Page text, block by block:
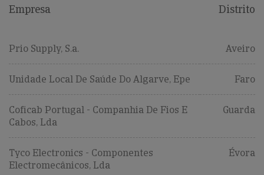
Empresa Distrito
Prio Supply, S.a. Aveiro
Unidade Local De Saúde Do Algarve, Epe Faro
Coficab Portugal - Companhia De Fios E
Cabos, Lda
Guarda
Tyco Electronics - Componentes
Electromecânicos, Lda
Évora